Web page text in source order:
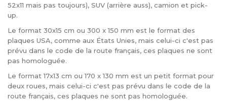
52x11 mais pas toujours), SUV (arrière auss), camion et pick-
up.
Le format 30x15 cm ou 300 x 150 mm est le format des
plaques USA, comme aux États Unies, mais celui-ci c'est pas
prévu dans le code de la route français, ces plaques ne sont
pas homologuée.
Le format 17x13 cm ou 170 x 130 mm est un petit format pour
deux roues, mais celui-ci c'est pas prévu dans le code de la
route français, ces plaques ne sont pas homologuée.